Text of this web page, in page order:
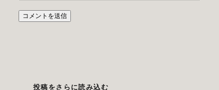
投稿をさらに読み込む